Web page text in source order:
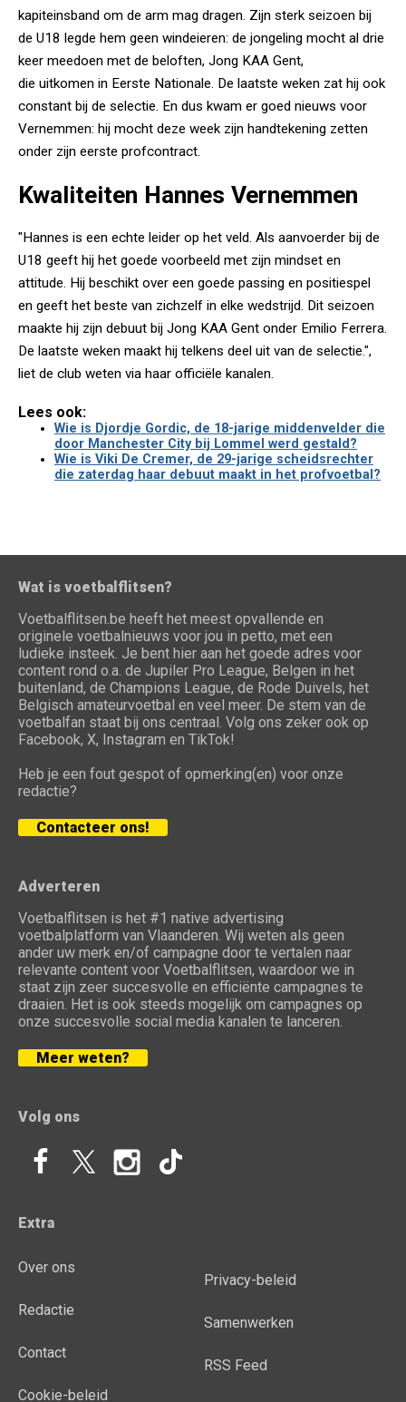
kapiteinsband om de arm mag dragen. Zijn sterk seizoen bij
de U18 legde hem geen windeieren: de jongeling mocht al drie
keer meedoen met de beloften, Jong KAA Gent,
die uitkomen in Eerste Nationale. De laatste weken zat hij ook
constant bij de selectie. En dus kwam er goed nieuws voor
Vernemmen: hij mocht deze week zijn handtekening zetten
onder zijn eerste profcontract.
Kwaliteiten Hannes Vernemmen
"Hannes is een echte leider op het veld. Als aanvoerder bij de
U18 geeft hij het goede voorbeeld met zijn mindset en
attitude. Hij beschikt over een goede passing en positiespel
en geeft het beste van zichzelf in elke wedstrijd. Dit seizoen
maakte hij zijn debuut bij Jong KAA Gent onder Emilio Ferrera.
De laatste weken maakt hij telkens deel uit van de selectie.",
liet de club weten via haar officiële kanalen.
Lees ook:
Wie is Djordje Gordic, de 18-jarige middenvelder die
door Manchester City bij Lommel werd gestald?
Wie is Viki De Cremer, de 29-jarige scheidsrechter
die zaterdag haar debuut maakt in het profvoetbal?
Wat is voetbalflitsen?
Voetbalflitsen.be heeft het meest opvallende en
originele voetbalnieuws voor jou in petto, met een
ludieke insteek. Je bent hier aan het goede adres voor
content rond o.a. de Jupiler Pro League, Belgen in het
buitenland, de Champions League, de Rode Duivels, het
Belgisch amateurvoetbal en veel meer. De stem van de
voetbalfan staat bij ons centraal. Volg ons zeker ook op
Facebook, X, Instagram en TikTok!
Heb je een fout gespot of opmerking(en) voor onze
redactie?
Contacteer ons!
Adverteren
Voetbalflitsen is het #1 native advertising
voetbalplatform van Vlaanderen. Wij weten als geen
ander uw merk en/of campagne door te vertalen naar
relevante content voor Voetbalflitsen, waardoor we in
staat zijn zeer succesvolle en efficiënte campagnes te
draaien. Het is ook steeds mogelijk om campagnes op
onze succesvolle social media kanalen te lanceren.
Meer weten?
Volg ons
Extra
Over ons
Redactie
Contact
Cookie-beleid
Privacy-beleid
Samenwerken
RSS Feed